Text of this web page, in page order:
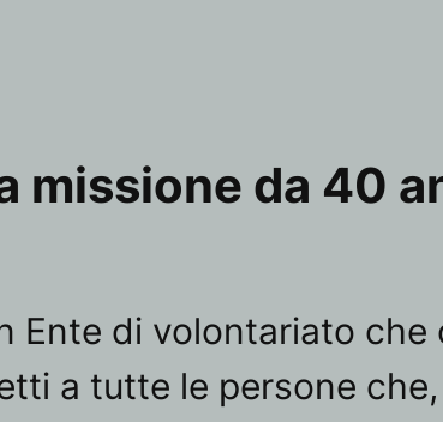
missione da 40
Ente di volontariato
a tutte le persone